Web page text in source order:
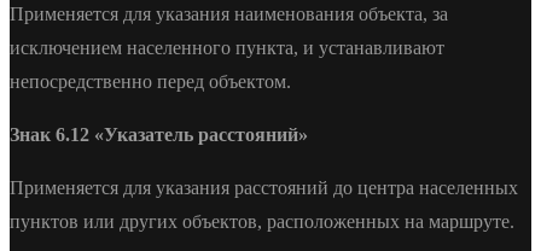
Применяется для указания наименования объекта, за
исключением населенного пункта, и устанавливают
непосредственно перед объектом.
Знак 6.12 «Указатель расстояний»
Применяется для указания расстояний до центра населенных
пунктов или других объектов, расположенных на маршруте.